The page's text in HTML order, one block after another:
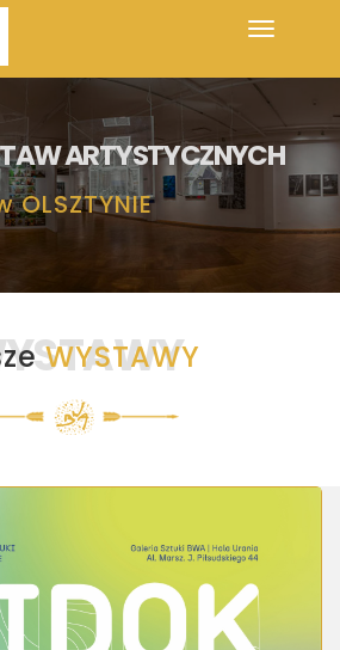
ARTYSTYCZNYCH
OLSZTYNIE
WYSTAWY